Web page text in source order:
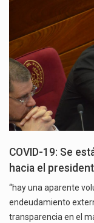
COVID-19: Se
hacia el
“hay una aparente
endeudamiento
transparencia en el